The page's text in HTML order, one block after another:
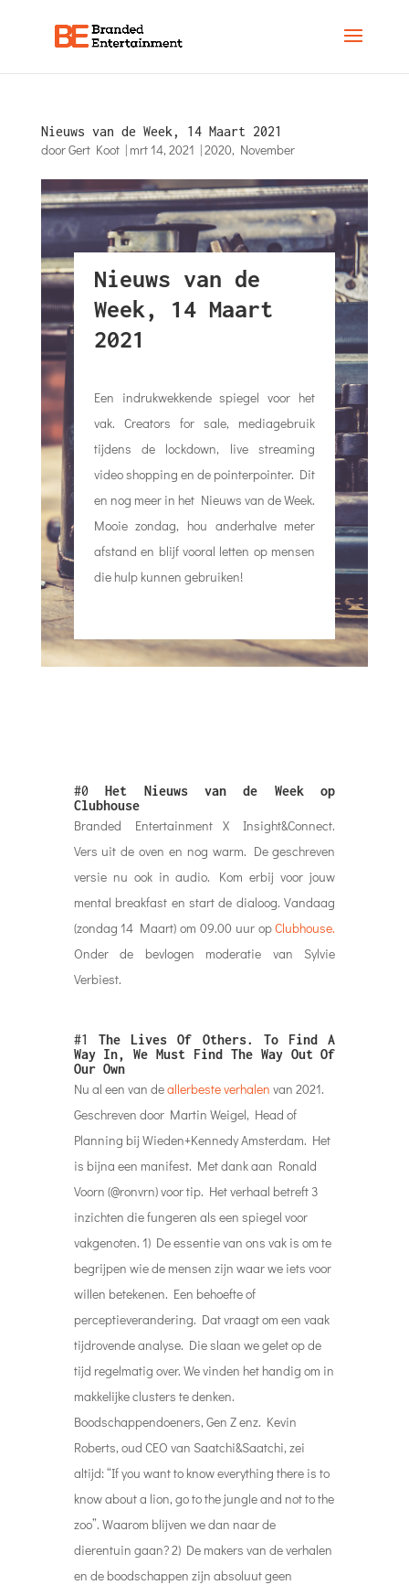
Nieuws van de Week, 14 Maart 2021
doorGert Koot| mrt 14, 2021 |2020, November
Nieuws van de
Week, 14 Maart
2021
Een indrukwekkende spiegel voor het
vak. Creators for sale, mediagebruik
tijdens de lockdown, live streaming
video shopping en de pointerpointer. Dit
en nog meer in het Nieuws van de Week.
Mooie zondag, hou anderhalve meter
afstand en blijf vooral letten op mensen
die hulp kunnen gebruiken!
#0Het Nieuws van de Week op
Clubhouse
Branded Entertainment X Insight&Connect.
Vers uit de oven en nog warm. De geschreven
versie nu ook in audio. Kom erbij voor jouw
mental breakfast en start de dialoog. Vandaag
(zondag 14 Maart) om 09.00 uur opClubhouse.
Onder de bevlogen moderatie van Sylvie
Verbiest.
#1
The Lives Of Others. To Find A
Way In, We Must Find The Way Out Of
Our Own
Nu al een van deallerbeste verhalen van 2021.
Geschreven door Martin Weigel, Head of
Planning bij Wieden+Kennedy Amsterdam. Het
is bijna een manifest. Met dank aan Ronald
Voorn (@ronvrn) voor tip. Het verhaal betreft 3
inzichten die fungeren als een spiegel voor
vakgenoten. 1) De essentie van ons vak is om te
begrijpen wie de mensen zijn waar we iets voor
willen betekenen. Een behoefte of
perceptieverandering. Dat vraagt om een vaak
tijdrovende analyse. Die slaan we gelet op de
tijd regelmatig over. We vinden het handig om in
makkelijke clusters te denken.
Boodschappendoeners, Gen Z enz. Kevin
Roberts, oud CEO van Saatchi&Saatchi, zei
altijd: “If you want to know everything there is to
know about a lion, go to the jungle and not to the
zoo”. Waarom blijven we dan naar de
dierentuin gaan? 2) De makers van de verhalen
en de boodschappen zijn absoluut geen